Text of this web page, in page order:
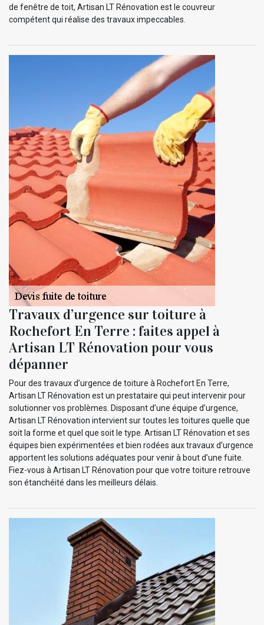
de fenêtre de toit, Artisan LT Rénovation est le couvreur
compétent qui réalise des travaux impeccables.
Travaux d’urgence sur toiture à
Rochefort En Terre : faites appel à
Artisan LT Rénovation pour vous
dépanner
Pour des travaux d’urgence de toiture à Rochefort En Terre,
Artisan LT Rénovation est un prestataire qui peut intervenir pour
solutionner vos problèmes. Disposant d’une équipe d’urgence,
Artisan LT Rénovation intervient sur toutes les toitures quelle que
soit la forme et quel que soit le type. Artisan LT Rénovation et ses
équipes bien expérimentées et bien rodées aux travaux d’urgence
apportent les solutions adéquates pour venir à bout d’une fuite.
Fiez-vous à Artisan LT Rénovation pour que votre toiture retrouve
son étanchéité dans les meilleurs délais.